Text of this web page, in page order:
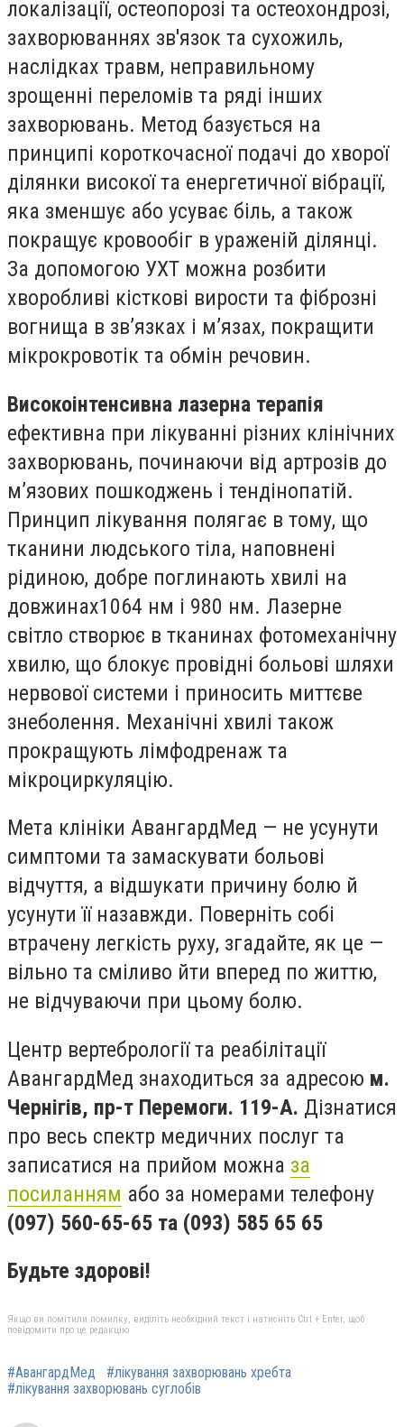
локалізації, остеопорозі та остеохондрозі,
захворюваннях зв'язок та сухожиль,
наслідках травм, неправильному
зрощенні переломів та ряді інших
захворювань. Метод базується на
принципі короткочасної подачі до хворої
ділянки високої та енергетичної вібрації,
яка зменшує або усуває біль, а також
покращує кровообіг в ураженій ділянці.
За допомогою УХТ можна розбити
хворобливі кісткові вирости та фіброзні
вогнища в зв’язках і м’язах, покращити
мікрокровотік та обмін речовин.
Високоінтенсивна лазерна терапія
ефективна при лікуванні різних клінічних
захворювань, починаючи від артрозів до
м’язових пошкоджень і тендінопатій.
Принцип лікування полягає в тому, що
тканини людського тіла, наповнені
рідиною, добре поглинають хвилі на
довжинах1064 нм і 980 нм. Лазерне
світло створює в тканинах фотомеханічну
хвилю, що блокує провідні больові шляхи
нервової системи і приносить миттєве
знеболення. Механічні хвилі також
прокращують лімфодренаж та
мікроциркуляцію.
Мета клініки АвангардМед — не усунути
симптоми та замаскувати больові
відчуття, а відшукати причину болю й
усунути її назавжди. Поверніть собі
втрачену легкість руху, згадайте, як це —
вільно та сміливо йти вперед по життю,
не відчуваючи при цьому болю.
Центр вертебрології та реабілітації
АвангардМед знаходиться за адресою м.
Чернігів, пр-т Перемоги. 119-А. Дізнатися
про весь спектр медичних послуг та
записатися на прийом можна за
посиланням або за номерами телефону
(097) 560-65-65 та (093) 585 65 65
Будьте здорові!
Якщо ви помітили помилку, виділіть необхідний текст і натисніть Ctrl + Enter, щоб
повідомити про це редакцію
#АвангардМед
#лікування захворювань хребта
#лікування захворювань суглобів